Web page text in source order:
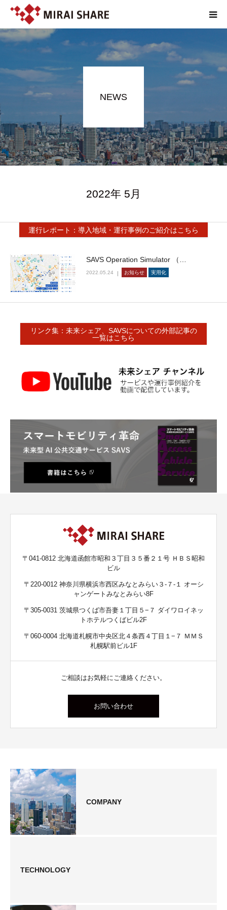
NEWS
2022年 5月
運行レポート：導入地域・運行事例のご紹介はこちら
SAVS Operation Simulator （…
2022.05.24 お知らせ 実用化
リンク集：未来シェア、SAVSについての外部記事の
一覧はこちら
〒041-0812 北海道函館市昭和３丁目３５番２１号 ＨＢＳ昭和
ビル
〒220-0012 神奈川県横浜市西区みなとみらい３-７-１ オーシ
ャンゲートみなとみらい8F
〒305-0031 茨城県つくば市吾妻１丁目５−７ ダイワロイネッ
トホテルつくばビル2F
〒060-0004 北海道札幌市中央区北４条西４丁目１−７ ＭＭＳ
札幌駅前ビル1F
ご相談はお気軽にご連絡ください。
お問い合わせ
COMPANY
TECHNOLOGY
NEWS
TECHNOLOGY
SERVICE
REPORT
ABOUT